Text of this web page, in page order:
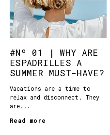
#Nº 01 | WHY ARE
ESPADRILLES A
SUMMER MUST-HAVE?
Vacations are a time to
relax and disconnect. They
are...
Read more